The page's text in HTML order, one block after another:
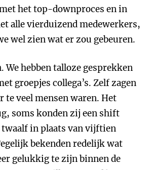
het top-downproces en in
alle vierduizend medewerkers,
wel zien wat er zou gebeuren.
We hebben talloze gesprekken
groepjes collega’s. Zelf zagen
te veel mensen waren. Het
soms konden zij een shift
in plaats van vijftien
bekenden redelijk wat
gelukkig te zijn binnen de